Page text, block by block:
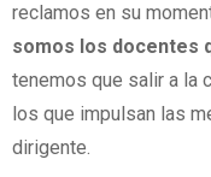
reclamos en su
somos los docentes
tenemos que salir a la
los que impulsan las
dirigente.